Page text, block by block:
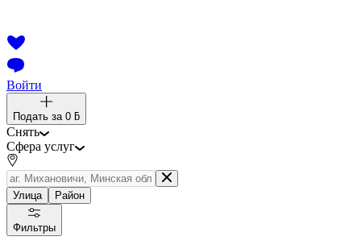
Войти
Подать за 0 ƃ
Снять
Сфера услуг
Улица Район
Фильтры